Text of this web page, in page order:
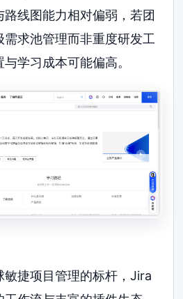
线图能力相对偏弱，若团
需求池管理而非重度研发工
学习成本可能偏高。
敏捷项目管理的标杆，Jira